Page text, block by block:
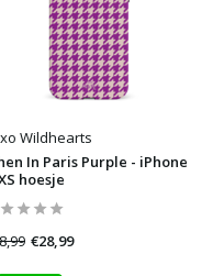
Wildhearts
In Paris Purple - iPhone
hoesje
€28,99